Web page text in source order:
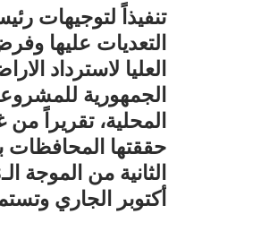
تنفيذاً لتوجيهات
التعديات عليها
العليا لاسترداد
الجمهورية
المحلية، تقريراً من
حققتها المحافظات
أكتوبر الجاري وتستمر حتى